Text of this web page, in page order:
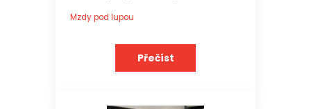
Mzdy pod lupou
Přečíst